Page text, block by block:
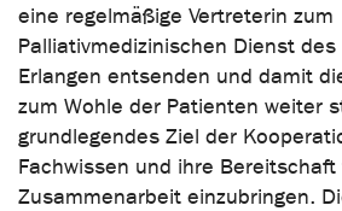
eine regelmäßige Vertreterin zum
Palliativmedizinischen Dienst des
Erlangen entsenden und damit
zum Wohle der Patienten weiter
grundlegendes Ziel der
Fachwissen und ihre
Zusammenarbeit einzubringen.